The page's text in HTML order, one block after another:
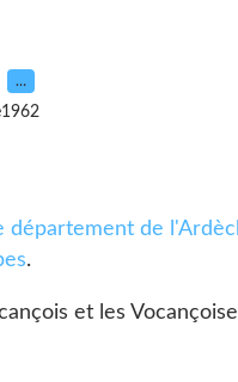
…
département de
.
et les